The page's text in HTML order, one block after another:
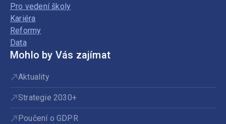
Pro vedení školy
Kariéra
Reformy
Data
Mohlo by Vás zajímat
Aktuality
Strategie 2030+
Poučení o GDPR